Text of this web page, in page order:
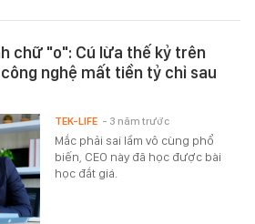
chữ "o": Cú lừa thế kỷ trên
nghệ mất tiền tỷ chỉ sau
Mắc phải sai lầm vô cùng phổ
biến, CEO này đã học được bài
học đắt giá.
TEK-LIFE - 3 năm trước